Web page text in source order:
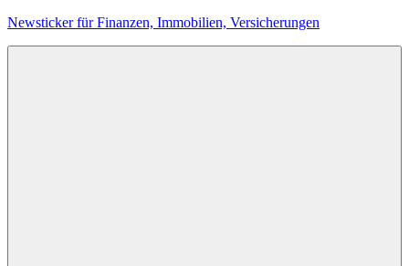
Zum
Newsticker für Finanzen, Immobilien, Versicherungen